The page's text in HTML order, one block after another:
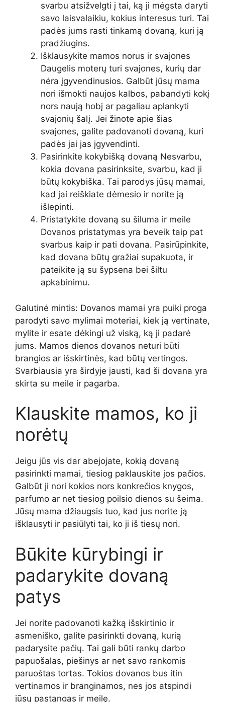
svarbu atsižvelgti į tai, ką ji mėgsta daryti
savo laisvalaikiu, kokius interesus turi. Tai
padės jums rasti tinkamą dovaną, kuri ją
pradžiugins.
Išklausykite mamos norus ir svajones
Daugelis moterų turi svajones, kurių dar
nėra įgyvendinusios. Galbūt jūsų mama
nori išmokti naujos kalbos, pabandyti kokį
nors naują hobį ar pagaliau aplankyti
svajonių šalį. Jei žinote apie šias
svajones, galite padovanoti dovaną, kuri
padės jai jas įgyvendinti.
Pasirinkite kokybišką dovaną Nesvarbu,
kokia dovana pasirinksite, svarbu, kad ji
būtų kokybiška. Tai parodys jūsų mamai,
kad jai reiškiate dėmesio ir norite ją
išlepinti.
Pristatykite dovaną su šiluma ir meile
Dovanos pristatymas yra beveik taip pat
svarbus kaip ir pati dovana. Pasirūpinkite,
kad dovana būtų gražiai supakuota, ir
pateikite ją su šypsena bei šiltu
apkabinimu.
Galutinė mintis: Dovanos mamai yra puiki proga
parodyti savo mylimai moteriai, kiek ją vertinate,
mylite ir esate dėkingi už viską, ką ji padarė
jums. Mamos dienos dovanos neturi būti
brangios ar išskirtinės, kad būtų vertingos.
Svarbiausia yra širdyje jausti, kad ši dovana yra
skirta su meile ir pagarba.
Klauskite mamos, ko ji
norėtų
Jeigu jūs vis dar abejojate, kokią dovaną
pasirinkti mamai, tiesiog paklauskite jos pačios.
Galbūt ji nori kokios nors konkrečios knygos,
parfumo ar net tiesiog poilsio dienos su šeima.
Jūsų mama džiaugsis tuo, kad jus norite ją
išklausyti ir pasiūlyti tai, ko ji iš tiesų nori.
Būkite kūrybingi ir
padarykite dovaną
patys
Jei norite padovanoti kažką išskirtinio ir
asmeniško, galite pasirinkti dovaną, kurią
padarysite pačių. Tai gali būti rankų darbo
papuošalas, piešinys ar net savo rankomis
paruoštas tortas. Tokios dovanos bus itin
vertinamos ir branginamos, nes jos atspindi
jūsų pastangas ir meilę.